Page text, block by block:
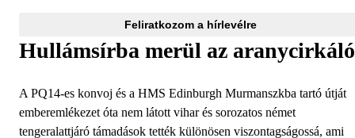
Feliratkozom a hírlevélre
Hullámsírba merül az aranycirkáló
A PQ14-es konvoj és a HMS Edinburgh Murmanszkba tartó útját
emberemlékezet óta nem látott vihar és sorozatos német
tengeralattjáró támadások tették különösen viszontagságossá, ami